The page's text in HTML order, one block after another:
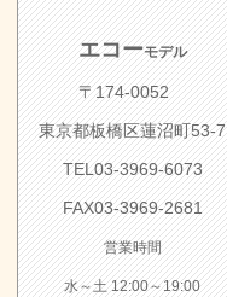
エコーモデル
〒174-0052
東京都板橋区蓮沼町53-7
TEL03-3969-6073
FAX03-3969-2681
営業時間
水～土 12:00～19:00